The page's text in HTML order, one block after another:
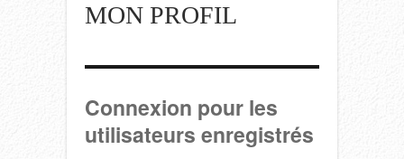
MON PROFIL
Connexion pour les
utilisateurs enregistrés